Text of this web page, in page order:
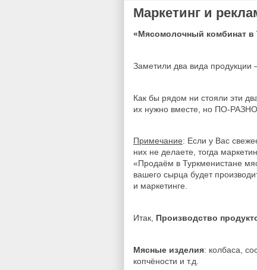
Маркетинг и
«Мясомолочный комбинат в
Заметили два вида
Как бы рядом ни стояли эти
их нужно вместе, но ПО-
Примечание: Если у Вас
них не делаете, тогда
«Продаём в Туркменистане
вашего сырца будет
и маркетинге.
Итак, Производство
Мясные изделия: колбаса,
копчёности и т.д.